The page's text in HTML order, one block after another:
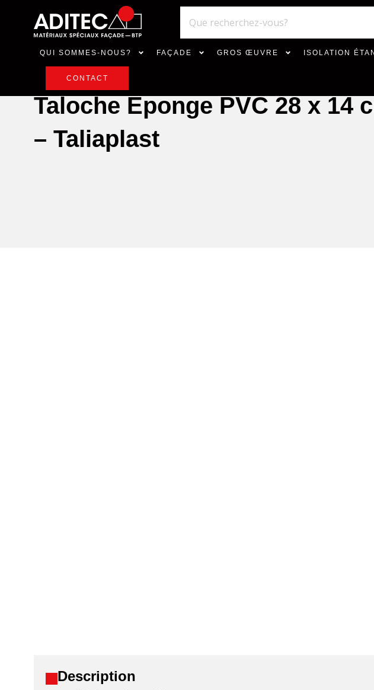
QUI SOMMES-NOUS? FAÇADE GROS ŒUVRE ISOLATION
CONTACT
Taloche Éponge PVC 28 x 14
– Taliaplast
Description